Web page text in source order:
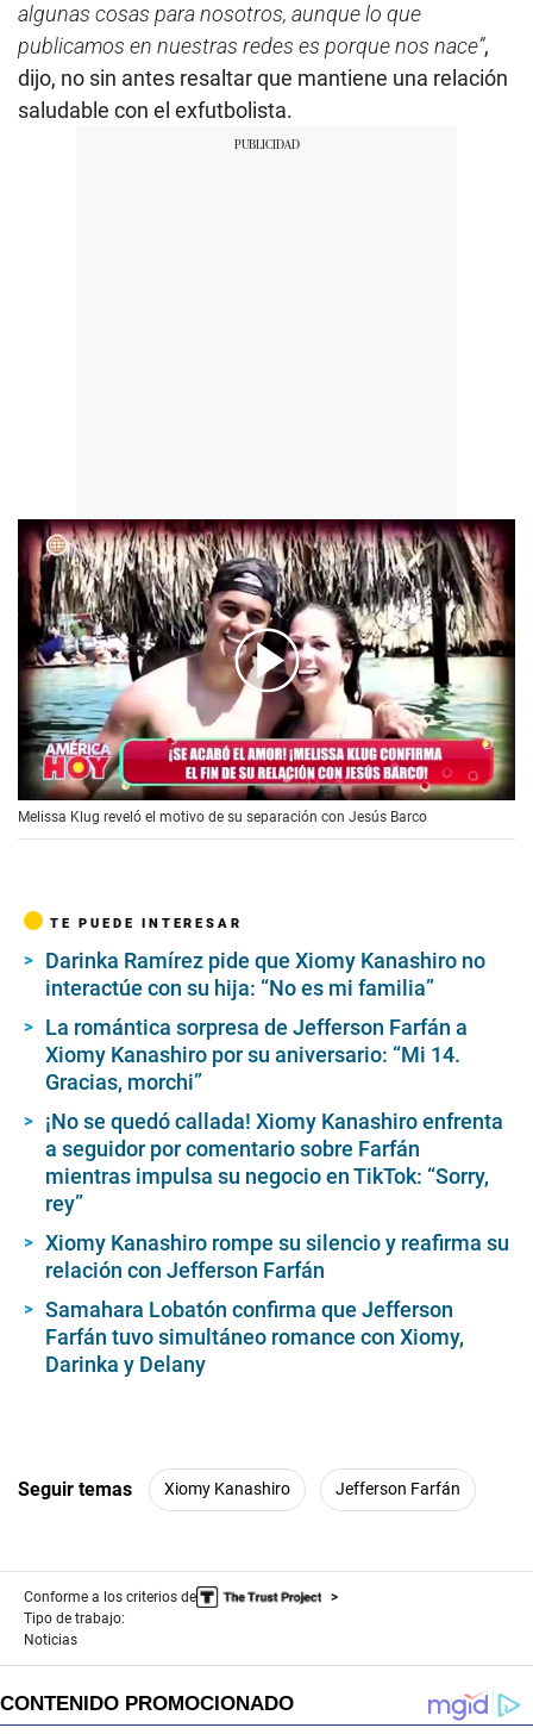
algunas cosas para nosotros, aunque lo que
publicamos en nuestras redes es porque nos nace”,
dijo, no sin antes resaltar que mantiene una relación
saludable con el exfutbolista.
00:00/02:38
Melissa Klug reveló el motivo de su separación con Jesús Barco
TE PUEDE INTERESAR
Darinka Ramírez pide que Xiomy Kanashiro no
interactúe con su hija: “No es mi familia”
La romántica sorpresa de Jefferson Farfán a
Xiomy Kanashiro por su aniversario: “Mi 14.
Gracias, morchi”
¡No se quedó callada! Xiomy Kanashiro enfrenta
a seguidor por comentario sobre Farfán
mientras impulsa su negocio en TikTok: “Sorry,
rey”
Xiomy Kanashiro rompe su silencio y reafirma su
relación con Jefferson Farfán
Samahara Lobatón confirma que Jefferson
Farfán tuvo simultáneo romance con Xiomy,
Darinka y Delany
Seguir temas Xiomy Kanashiro Jefferson Farfán
Conforme a los criterios de
Tipo de trabajo:
Noticias